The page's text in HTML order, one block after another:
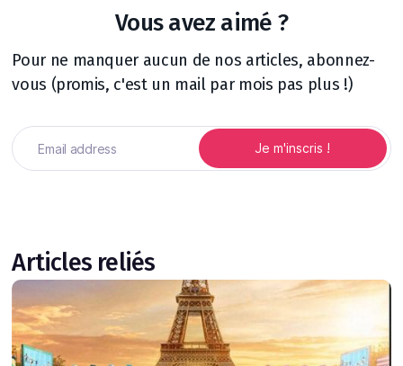
Vous avez aimé ?
Pour ne manquer aucun de nos articles, abonnez-
vous (promis, c'est un mail par mois pas plus !)
Articles reliés